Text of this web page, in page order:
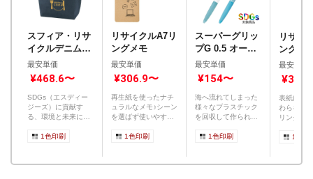
スフィア・リサ
イクルデニムラ
ンチトート(マチ
付)
最安単価
¥468.6〜
SDGs（エスディー
ジーズ）に貢献す
る、環境と未来に優
ム70%...
1色印刷
リサイクルA7リ
ングメモ
最安単価
¥306.9〜
再生紙を使ったナチ
ュラルなメモ♪シーン
を選ばず使いやすい
1色印刷
スーパーグリッ
プG 0.5 オーシ
ャンプラスチッ
ク(1色印刷)
最安単価
¥154〜
海へ流れてしまった
様々なプラスチック
を回収して作られ
マンスの高...
1色印刷
リサイ
ングメ
配合表
最安単価
表紙にエ
わらを25
リングメ
効... 1色印